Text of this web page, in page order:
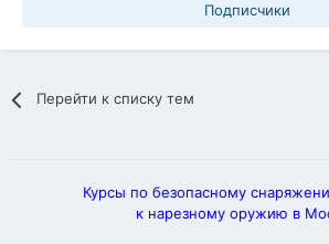
Подписчики
Перейти к списку тем
Курсы по безопасному
к нарезному оружию в